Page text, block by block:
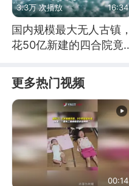
3.3万 次播放 16:34
国内规模最大无人古镇，
花50亿新建的四合院竟
更多热门视频
00:14